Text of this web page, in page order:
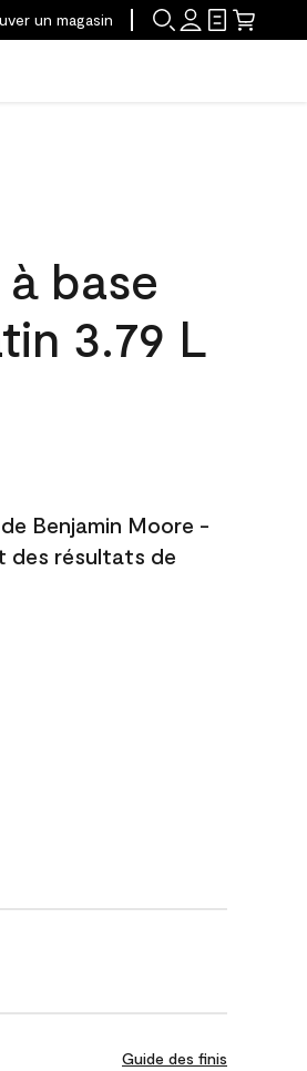
un magasin
base
3.79 L
Benjamin Moore -
des résultats de
Guide des finis